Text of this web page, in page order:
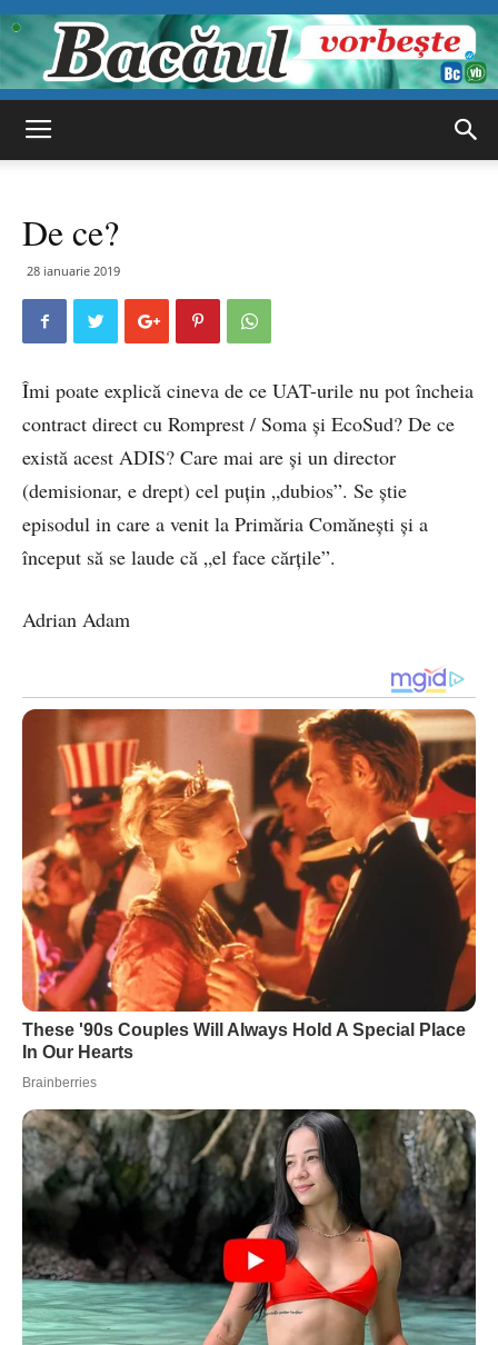
De ce?
28 ianuarie 2019
Îmi poate explică cineva de ce UAT-urile nu pot încheia
contract direct cu Romprest / Soma și EcoSud? De ce
există acest ADIS? Care mai are și un director
(demisionar, e drept) cel puțin „dubios”. Se știe
episodul in care a venit la Primăria Comănești și a
început să se laude că „el face cărțile”.
Adrian Adam